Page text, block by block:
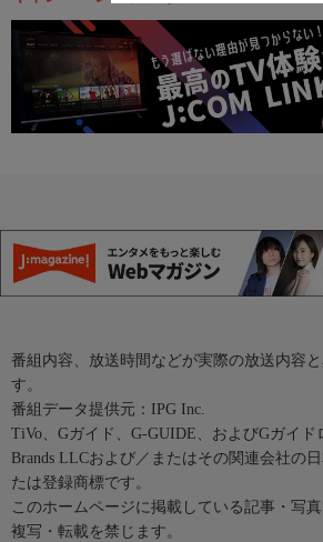
番組内容、放送時間などが実際の放送内容
す。
番組データ提供元：IPG Inc.
TiVo、Gガイド、G-GUIDE、およびGガイド
Brands LLCおよび／またはその関連会社の
たは登録商標です。
このホームページに掲載している記事・写
複写・転載を禁じます。